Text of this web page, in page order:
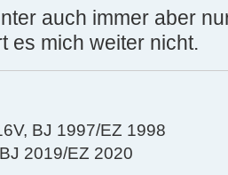
auch immer aber
es mich weiter nicht.
BJ 1997/EZ 1998
2019/EZ 2020